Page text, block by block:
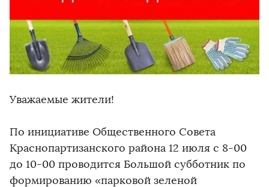
Уважаемые жители!
По инициативе Общественного Совета
Краснопартизанского района 12 июля с 8-00
до 10-00 проводится Большой субботник по
формированию «парковой зеленой